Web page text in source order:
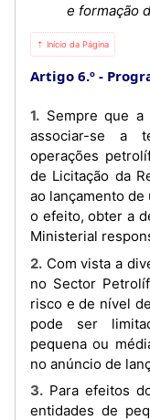
e formação
⇡ Início da Página
Artigo 6.º
1. Sempre que a Concessionária Nacional pretenda
associar-se a
operações
de Licitação da
ao lançamento
o efeito, obter a
Ministerial
2. Com vista a diversificar o investimento estrangeiro
no Sector
risco e de nível
pode ser
pequena ou
no anúncio de
3. Para efeitos do número anterior, entende-se por
entidades de